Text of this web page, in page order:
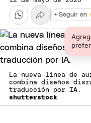
+ Seguir en
La nueva línea de
combina diseños
traducción por IA.
shutterstock